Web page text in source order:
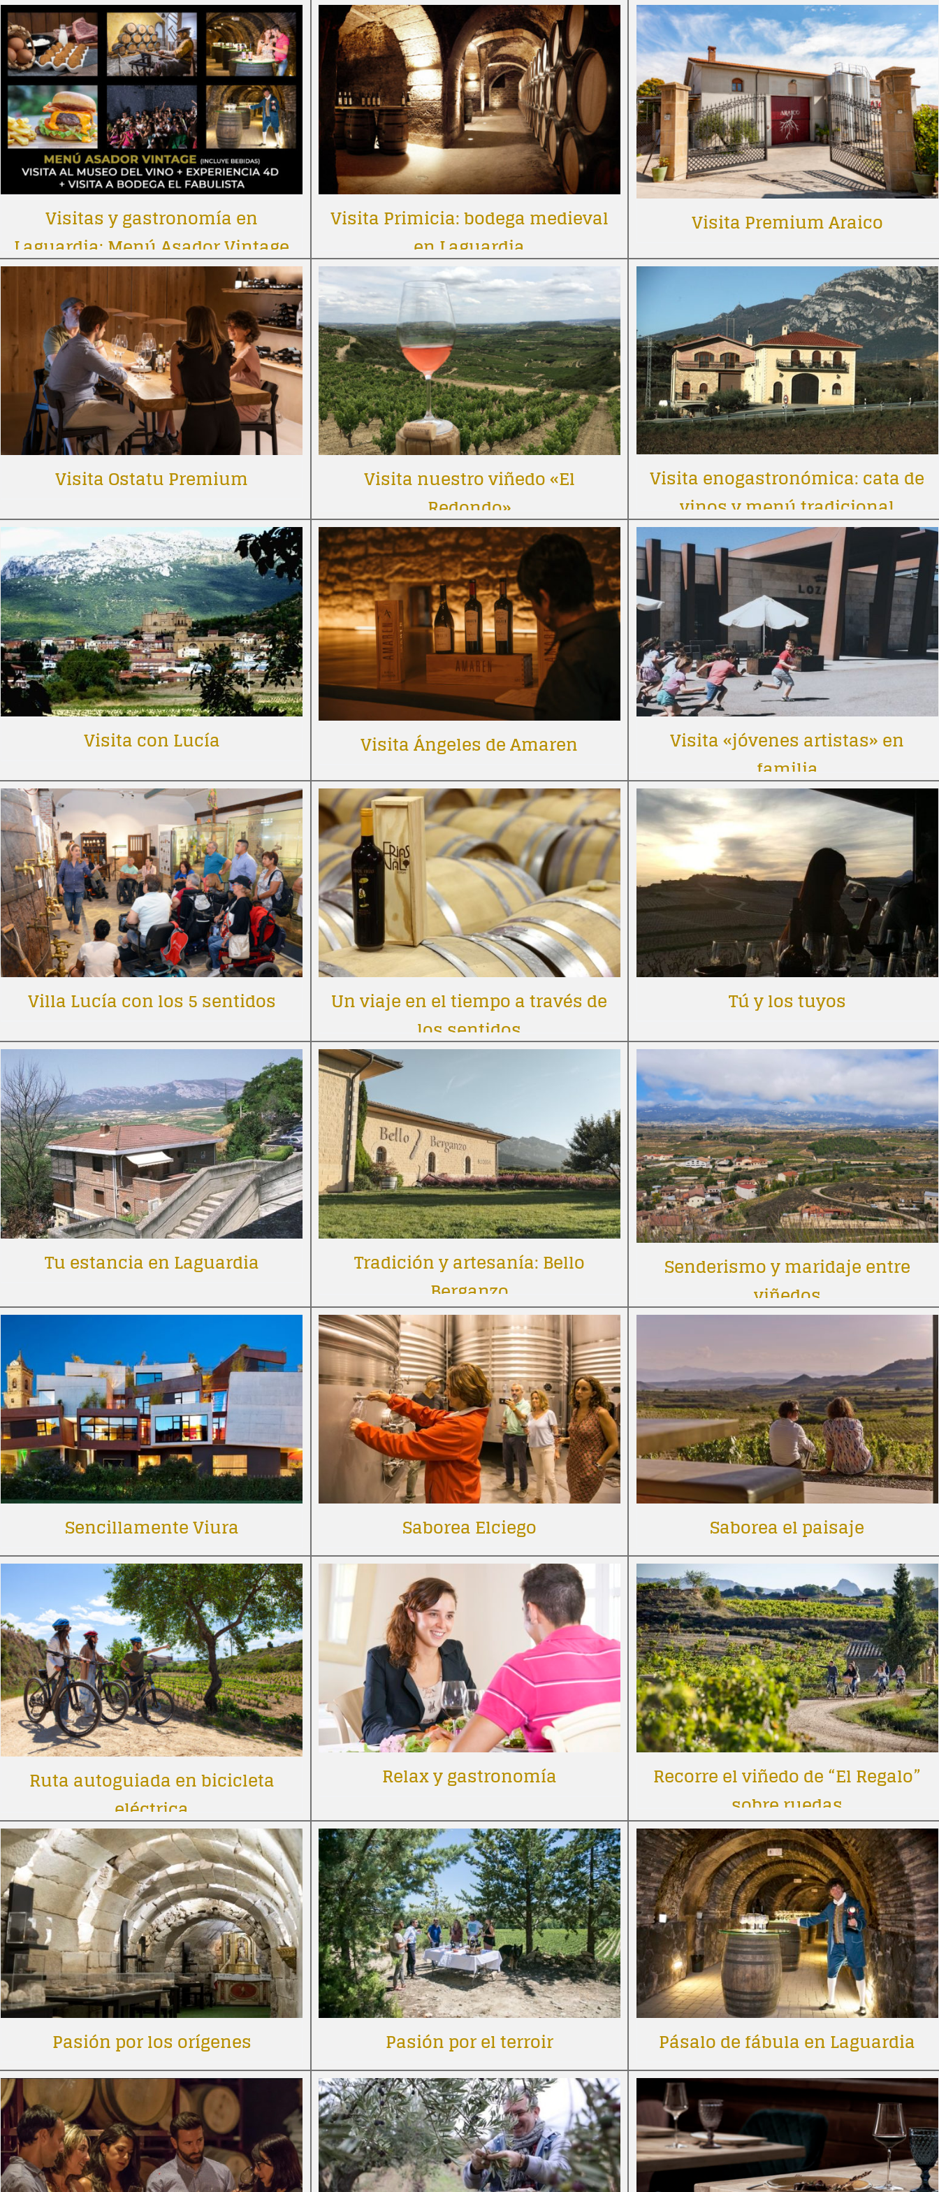
Visitas y gastronomía en
Laguardia: Menú Asador Vintage
Visita Primicia: bodega medieval
en Laguardia
Visita Premium Araico
Visita Ostatu Premium
Visita nuestro viñedo «El
Redondo»
Visita enogastronómica: cata de
vinos y menú tradicional
Visita con Lucía Visita Ángeles de Amaren
Visita «jóvenes artistas» en
familia
Villa Lucía con los 5 sentidos
Un viaje en el tiempo a través de
los sentidos
Tú y los tuyos
Tu estancia en Laguardia
Tradición y artesanía: Bello
Berganzo
Senderismo y maridaje entre
viñedos
Sencillamente Viura Saborea Elciego Saborea el paisaje
Ruta autoguiada en bicicleta
eléctrica
Relax y gastronomía
Recorre el viñedo de “El Regalo”
sobre ruedas
Pasión por los orígenes Pasión por el terroir Pásalo de fábula en Laguardia